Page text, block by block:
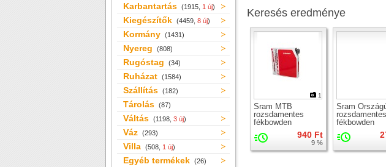
Karbantartás (1915, 1 új)
Kiegészítők (4459, 8 új)
Kormány (1431)
Nyereg (808)
Rugóstag (34)
Ruházat (1584)
Szállítás (182)
Tárolás (87)
Váltás (1198, 3 új)
Váz (293)
Villa (508, 1 új)
Egyéb termékek (26)
Keresés eredménye
1
Sram MTB
rozsdamentes
fékbowden
940 Ft
9 %
Sram
rozsdamentes
fékbowden